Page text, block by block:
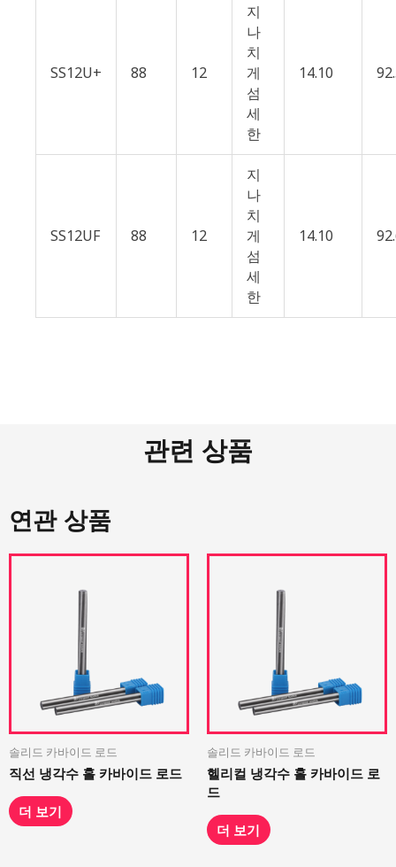
SS12U+ 88 12
지
나
치
게
섬
세
한
14.10
SS12UF 88 12
지
나
치
게
섬
세
한
14.10
관련 상품
연관 상품
솔리드 카바이드 로드
직선 냉각수 홀 카바이드 로드
더 보기
솔리드 카바이드 로드
헬리컬 냉각수 홀 카바이드 로
드
더 보기